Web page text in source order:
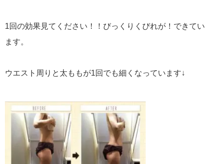
1回の効果見てください！！びっくりくびれが！できてい
ます。
ウエスト周りと太ももが1回でも細くなっています↓